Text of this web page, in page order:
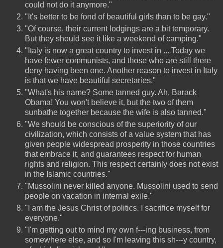
could not do it anymore."
"It's better to be fond of beautiful girls than to be gay."
"Of course, their current lodgings are a bit temporary.
But they should see it like a weekend of camping."
"Italy is now a great country to invest in ... Today we
have fewer communists, and those who are still there
deny having been one. Another reason to invest in Italy
is that we have beautiful secretaries."
"What's his name? Some tanned guy. Ah, Barack
Obama! You won't believe it, but the two of them
sunbathe together because the wife is also tanned."
"We should be conscious of the superiority of our
civilization, which consists of a value system that has
given people widespread prosperity in those countries
that embrace it, and guarantees respect for human
rights and religion. This respect certainly does not exist
in the Islamic countries."
"Mussolini never killed anyone. Mussolini used to send
people on vacation in internal exile."
"I am the Jesus Christ of politics. I sacrifice myself for
everyone."
"I'm getting out to mind my own f---ing business, from
somewhere else, and so I'm leaving this sh---y country,